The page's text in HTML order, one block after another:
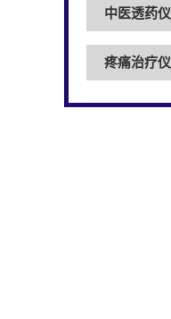
中医透药仪
疼痛治疗仪